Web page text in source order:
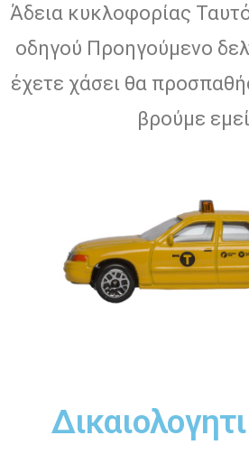
Άδεια κυκλοφορίας
οδηγού Προηγούμενο
έχετε χάσει θα
βρούμε